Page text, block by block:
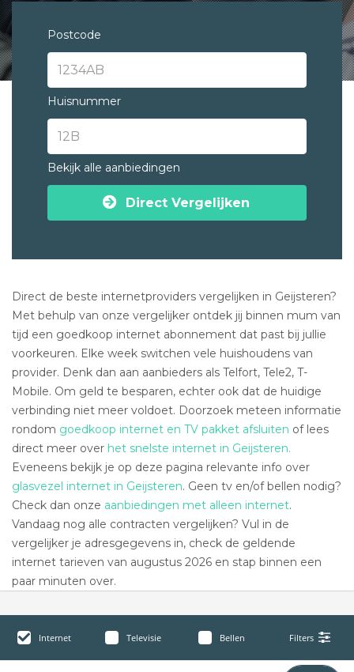
Postcode
Huisnummer
Bekijk alle aanbiedingen
Direct Vergelijken
Direct de beste internetproviders vergelijken in Geijsteren?
Met behulp van onze vergelijker ontdek jij binnen mum van
tijd een goedkoop internet abonnement dat past bij jullie
voorkeuren. Elke week switchen vele huishoudens van
provider. Denk dan aan aanbieders als Telfort, Tele2, T-
Mobile. Om geld te besparen, echter ook dat de huidige
verbinding niet meer voldoet. Doorzoek meteen informatie
rondom goedkoop internet en TV pakket afsluiten of lees
direct meer over het snelste internet in Geijsteren.
Eveneens bekijk je op deze pagina relevante info over
glasvezel internet in Geijsteren. Geen tv en/of bellen nodig?
Check dan onze aanbiedingen met alleen internet.
Vandaag nog alle contracten vergelijken? Vul in de
vergelijker je adresgegevens in, check de geldende
internet tarieven van augustus 2026 en stap binnen een
paar minuten over.
Internet Televisie Bellen Filters